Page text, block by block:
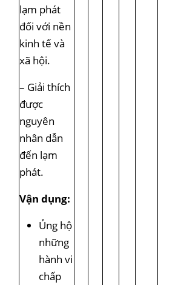
lạm phát
đối với nền
kinh tế và
xã hội.
– Giải thích
được
nguyên
nhân dẫn
đến lạm
phát.
Vận dụng:
Ủng hộ
những
hành vi
chấp